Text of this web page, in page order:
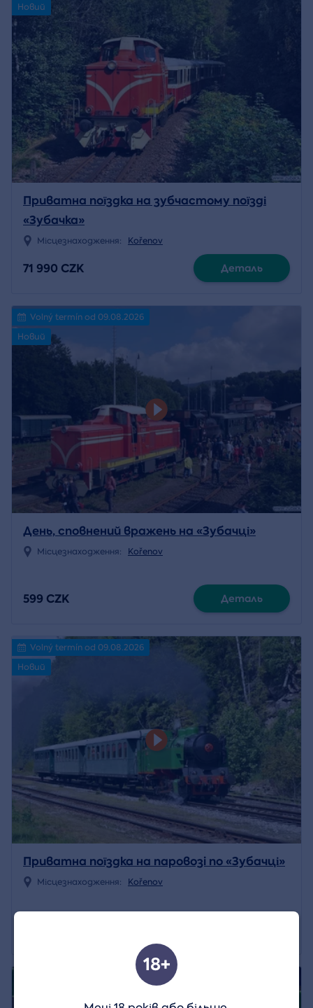
Новий
Приватна поїздка на зубчастому поїзді
«Зубачка»
Місцезнаходження: Kořenov
71 990 CZK Деталь
Volný termín od 09.08.2026
Новий
День, сповнений вражень на «Зубачці»
Місцезнаходження: Kořenov
599 CZK Деталь
Volný termín od 09.08.2026
Новий
Приватна поїздка на паровозi по «Зубачці»
Місцезнаходження: Kořenov
18+